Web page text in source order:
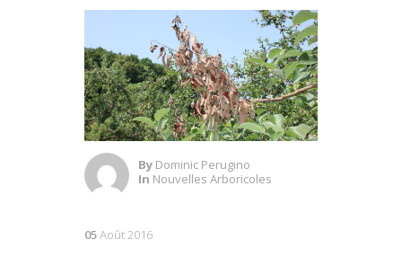
By Dominic Perugino
In Nouvelles Arboricoles
05Août 2016